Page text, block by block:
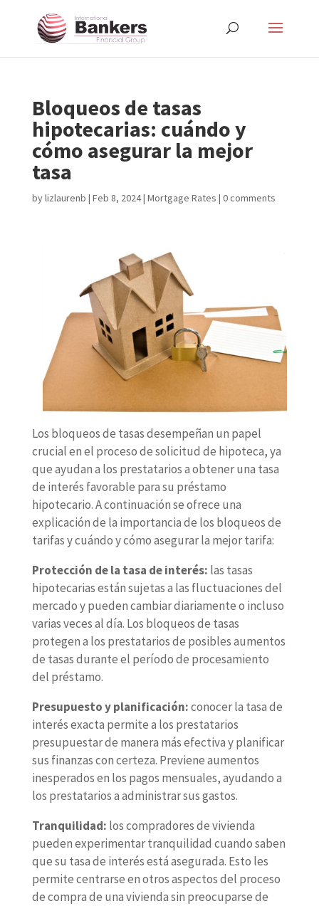
Bloqueos de tasas
hipotecarias: cuándo y
cómo asegurar la mejor
tasa
bylizlaurenb | Feb 8, 2024| Mortgage Rates | 0 comments
Los bloqueos de tasas desempeñan un papel
crucial en el proceso de solicitud de hipoteca, ya
que ayudan a los prestatarios a obtener una tasa
de interés favorable para su préstamo
hipotecario. A continuación se ofrece una
explicación de la importancia de los bloqueos de
tarifas y cuándo y cómo asegurar la mejor tarifa:
Protección de la tasa de interés: las tasas
hipotecarias están sujetas a las fluctuaciones del
mercado y pueden cambiar diariamente o incluso
varias veces al día. Los bloqueos de tasas
protegen a los prestatarios de posibles aumentos
de tasas durante el período de procesamiento
del préstamo.
Presupuesto y planificación:conocer la tasa de
interés exacta permite a los prestatarios
presupuestar de manera más efectiva y planificar
sus finanzas con certeza. Previene aumentos
inesperados en los pagos mensuales, ayudando a
los prestatarios a administrar sus gastos.
Tranquilidad: los compradores de vivienda
pueden experimentar tranquilidad cuando saben
que su tasa de interés está asegurada. Esto les
permite centrarse en otros aspectos del proceso
de compra de una vivienda sin preocuparse de